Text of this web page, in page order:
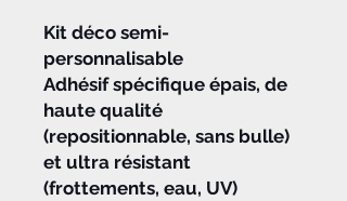
Kit déco semi-
personnalisable
Adhésif spécifique épais, de
haute qualité
(repositionnable, sans bulle)
et ultra résistant
(frottements, eau, UV)